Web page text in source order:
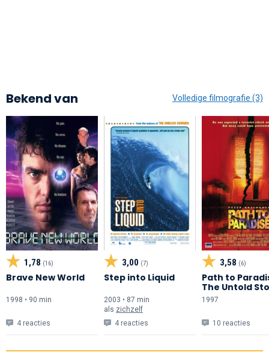
Bekend van Volledige filmografie (3)
1,78 (16)
Brave New World
1998 • 90 min
4 reacties
3,00 (7)
Step into Liquid
2003 • 87 min
als zichzelf
4 reacties
3,58 (6)
Path to
The Untold
the World
Center
1997
10 reacties